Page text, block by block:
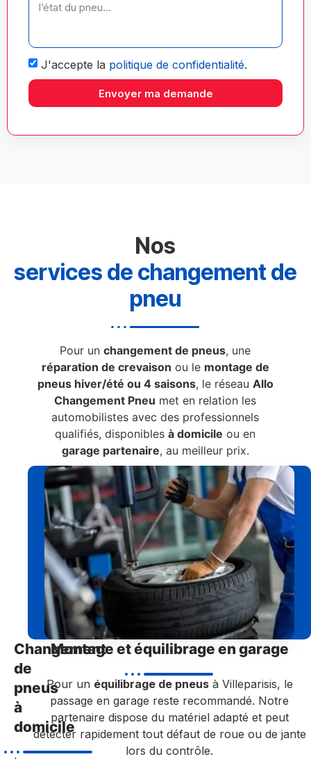
J'accepte la politique de confidentialité.
Envoyer ma demande
Nos
services de changement de
pneu
Pour unchangement de pneus, une
réparation de crevaison ou le montage de
pneus hiver/été ou 4 saisons, le réseau Allo
Changement Pneu met en relation les
automobilistes avec des professionnels
qualifiés, disponiblesà domicile ou en
garage partenaire, au meilleur prix.
Changement
de
pneus
à
domicile
Montage et équilibrage en garage
Pour un équilibrage de pneusà Villeparisis, le
passage en garage reste recommandé. Notre
partenaire dispose du matériel adapté et peut
détecter rapidement tout défaut de roue ou de jante
lors du contrôle.